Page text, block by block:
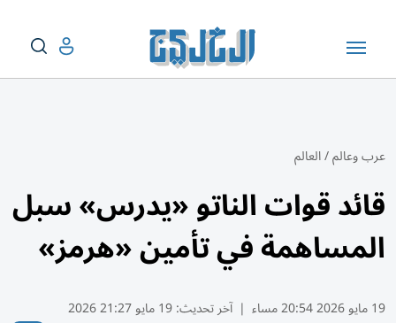
عرب وعالم/العالم
قائد قوات الناتو «يدرس» سبل
المساهمة في تأمين «هرمز»
19 مايو 2026 20:54 مساء | آخر تحديث:19 مايو 21:27 2026